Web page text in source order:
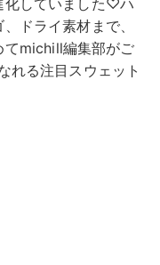
化していました♡ハ
ドライ素材まで、
てmichill編集部がご
れる注目スウェット